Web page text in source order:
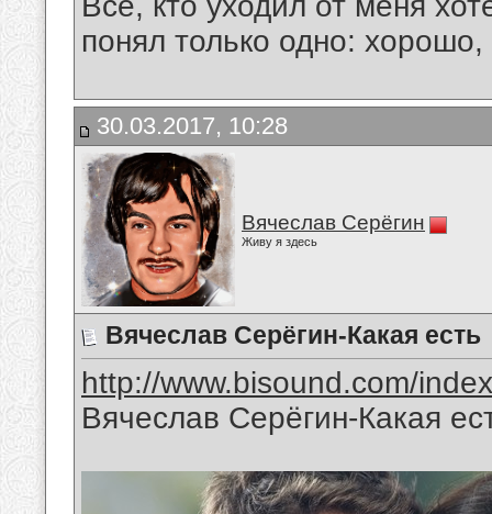
понял только одно:
30.03.2017, 10:28
Вячеслав Серёгин
Живу я здесь
Вячеслав Серёгин-Какая есть
http://www.bisound.com/
Вячеслав Серёгин-Какая